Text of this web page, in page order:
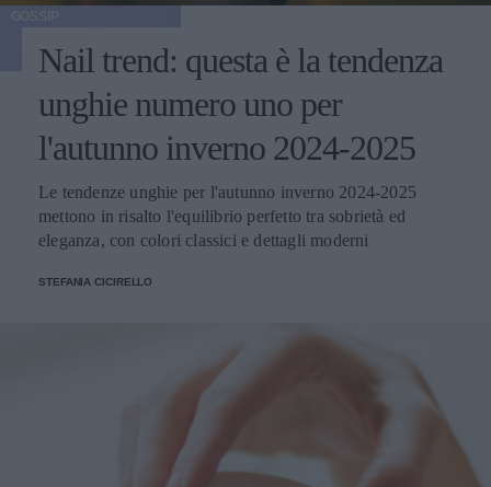
Nail trend: questa è la tendenza
unghie numero uno per
l'autunno inverno 2024-2025
Le tendenze unghie per l'autunno inverno 2024-2025
mettono in risalto l'equilibrio perfetto tra sobrietà ed
eleganza, con colori classici e dettagli moderni
STEFANIA CICIRELLO